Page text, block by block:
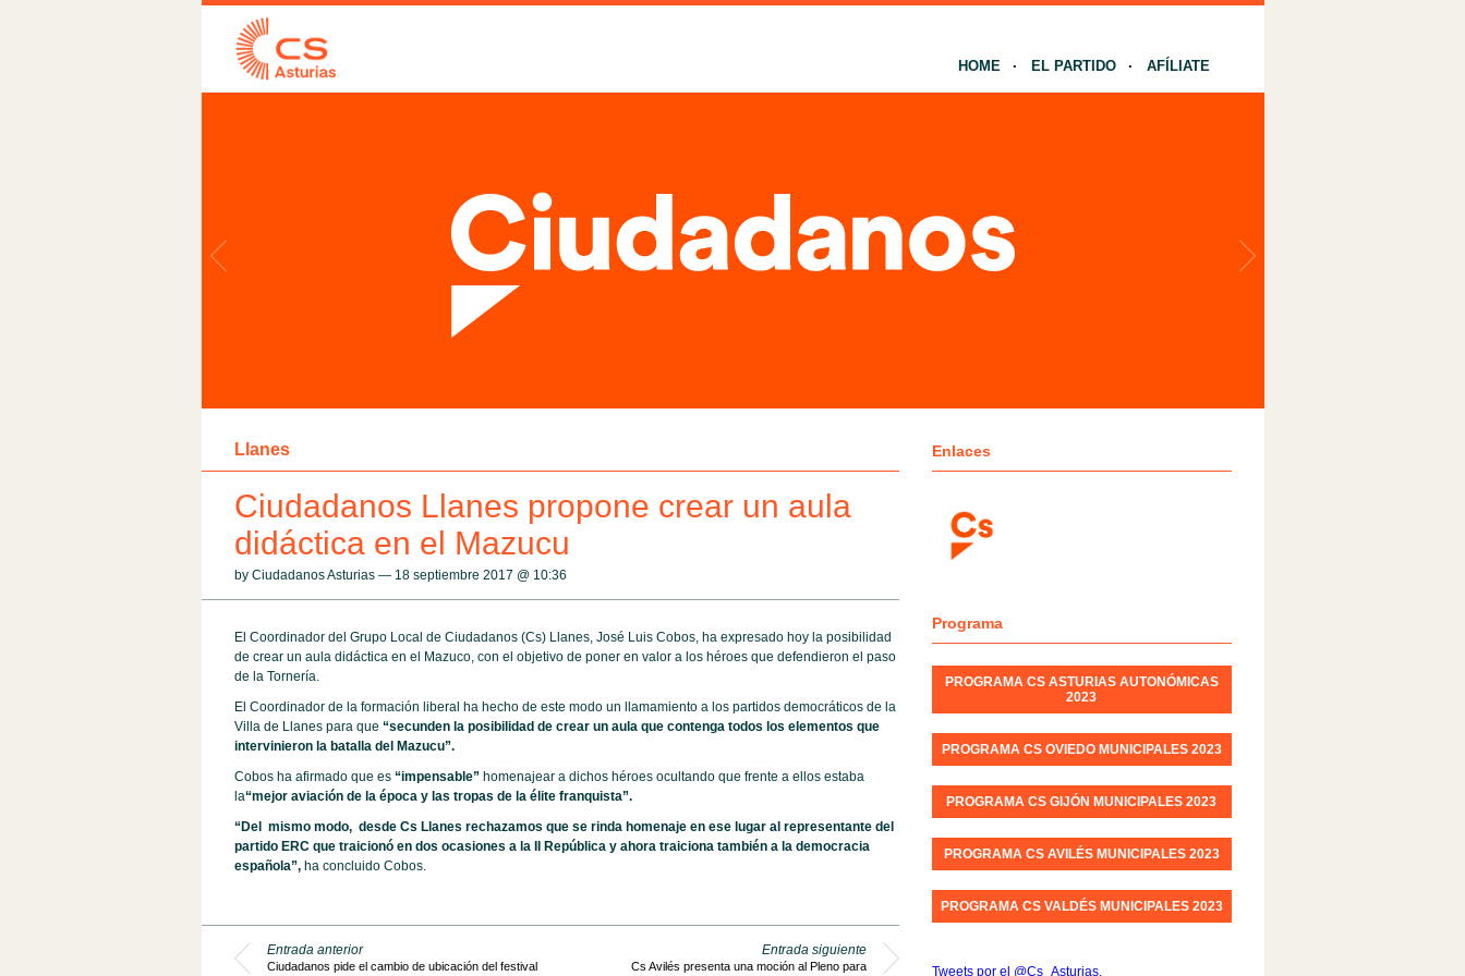
HOME EL PARTIDO AFÍLIATE
Llanes
Ciudadanos Llanes propone crear un aula
didáctica en el Mazucu
by Ciudadanos Asturias — 18 septiembre 2017 @ 10:36
El Coordinador del Grupo Local de Ciudadanos (Cs) Llanes, José Luis Cobos, ha expresado hoy la posibilidad
de crear un aula didáctica en el Mazuco, con el objetivo de poner en valor a los héroes que defendieron el paso
de la Tornería.
El Coordinador de la formación liberal ha hecho de este modo un llamamiento a los partidos democráticos de la
Villa de Llanes para que “secunden la posibilidad de crear un aula que contenga todos los elementos que
intervinieron la batalla del Mazucu”.
Cobos ha afirmado que es “impensable”homenajear a dichos héroes ocultando que frente a ellos estaba
la“mejor aviación de la época y las tropas de la élite franquista”.
“Del mismo modo, desde Cs Llanes rechazamos que se rinda homenaje en ese lugar al representante del
partido ERC que traicionó en dos ocasiones a la II República y ahora traiciona también a la democracia
española”,ha concluido Cobos.
Entrada anterior
Ciudadanos pide el cambio de ubicación del festival
Entrada siguiente
Cs Avilés presenta una moción al Pleno para
Enlaces
Programa
PROGRAMA CS ASTURIAS AUTONÓMICAS
2023
PROGRAMA CS OVIEDO MUNICIPALES 2023
PROGRAMA CS GIJÓN MUNICIPALES 2023
PROGRAMA CS AVILÉS MUNICIPALES 2023
PROGRAMA CS VALDÉS MUNICIPALES 2023
Tweets por el @Cs_Asturias.